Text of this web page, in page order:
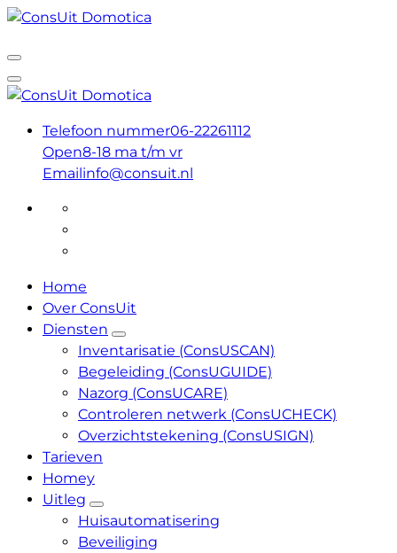
Ga
de
inhoud
Huisautomatisering voor iedereen
Huisautomatisering voor iedereen
Telefoon nummer06-22261112
Open8-18 ma t/m vr
Emailinfo@consuit.nl
Home
Over ConsUit
Diensten
Inventarisatie (ConsUSCAN)
Begeleiding (ConsUGUIDE)
Nazorg (ConsUCARE)
Controleren netwerk (ConsUCHECK)
Overzichtstekening (ConsUSIGN)
Tarieven
Homey
Uitleg
Huisautomatisering
Beveiliging